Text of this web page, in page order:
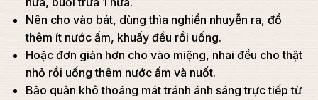
Nên cho vào bát, dùng thìa nghiền nhuyễn ra, đổ
thêm ít nước ấm, khuấy đều rồi uống.
Hoặc đơn giản hơn cho vào miệng, nhai đều cho thật
nhỏ rồi uống thêm nước ấm và nuốt.
Bảo quản khô thoáng mát tránh ánh sáng trực tiếp từ